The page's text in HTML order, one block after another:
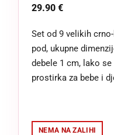
29.90 €
Set od 9 velikih
pod, ukupne
debele 1 cm, lako
prostirka za bebe i
NEMA NA ZALIHI